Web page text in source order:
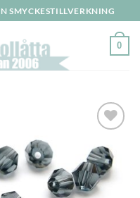
SMYCKESTILLVERKNING
0
Lägg
till i
önskelistan